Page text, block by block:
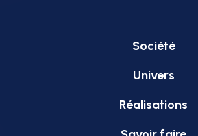
Société
Univers
Réalisations